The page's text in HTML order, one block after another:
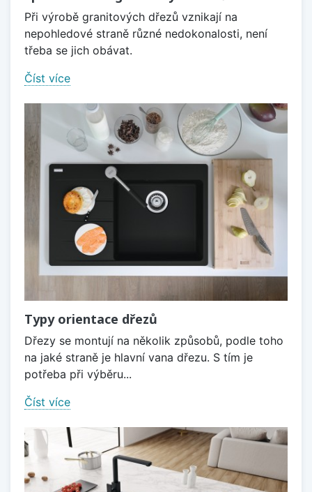
Při výrobě granitových dřezů vznikají na
nepohledové straně různé nedokonalosti, není
třeba se jich obávat.
Číst více
Typy orientace dřezů
Dřezy se montují na několik způsobů, podle toho
na jaké straně je hlavní vana dřezu. S tím je
potřeba při výběru...
Číst více